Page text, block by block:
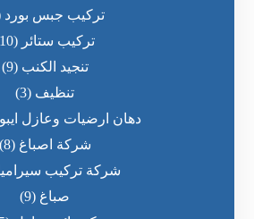
تركيب جبس بورد
تركيب ستائر (10)
تنجيد الكنب (9)
تنظيف (3)
دهان ارضيات وعازل
شركة اصباغ (8)
شركة تركيب
صباغ (9)